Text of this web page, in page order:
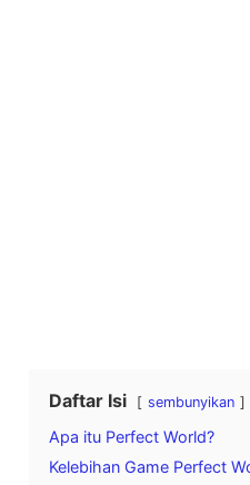
Daftar Isi sembunyikan
Apa itu Perfect World?
Kelebihan Game Perfect